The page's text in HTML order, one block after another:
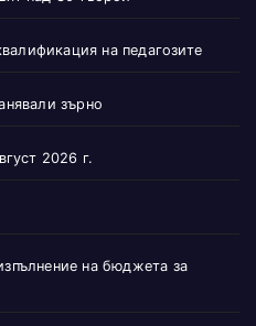
на педагозите
зърно
2026 г.
на бюджета за